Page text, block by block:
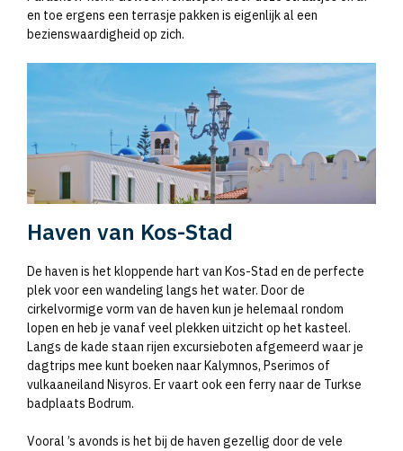
en toe ergens een terrasje pakken is eigenlijk al een
bezienswaardigheid op zich.
Haven van Kos-Stad
De haven is het kloppende hart van Kos-Stad en de perfecte
plek voor een wandeling langs het water. Door de
cirkelvormige vorm van de haven kun je helemaal rondom
lopen en heb je vanaf veel plekken uitzicht op het kasteel.
Langs de kade staan rijen excursieboten afgemeerd waar je
dagtrips mee kunt boeken naar Kalymnos, Pserimos of
vulkaaneiland Nisyros. Er vaart ook een ferry naar de Turkse
badplaats Bodrum.
Vooral ’s avonds is het bij de haven gezellig door de vele